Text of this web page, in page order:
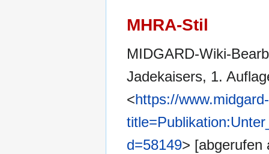
MHRA-Stil
MIDGARD-Wiki-
Jadekaisers, 1.
<https://
d=58149> [abgerufen